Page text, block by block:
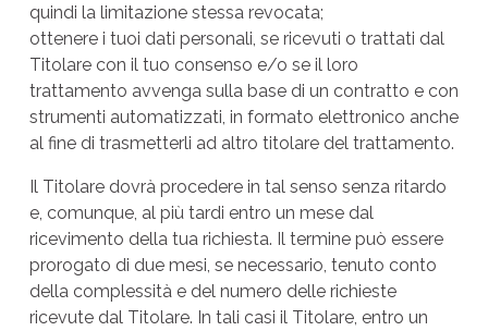
quindi la limitazione stessa revocata;
ottenere i tuoi dati personali, se ricevuti o trattati dal
Titolare con il tuo consenso e/o se il loro
trattamento avvenga sulla base di un contratto e con
strumenti automatizzati, in formato elettronico anche
al fine di trasmetterli ad altro titolare del trattamento.
Il Titolare dovrà procedere in tal senso senza ritardo
e, comunque, al più tardi entro un mese dal
ricevimento della tua richiesta. Il termine può essere
prorogato di due mesi, se necessario, tenuto conto
della complessità e del numero delle richieste
ricevute dal Titolare. In tali casi il Titolare, entro un